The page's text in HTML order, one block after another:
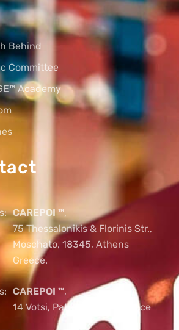
Behind
Committee
Academy
CAREPOI ™,
75 Thessalonikis & Florinis Str.,
Moschato, 18345, Athens
Greece.
CAREPOI ™,
14 Votsi, Patras, 26221, Greece